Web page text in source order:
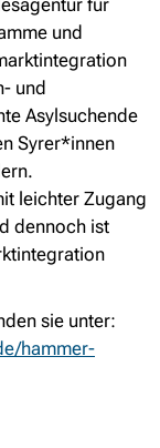
für
und
und
Asylsuchende
Syrer*innen
leichter Zugang
dennoch ist
sie unter:
hammer-